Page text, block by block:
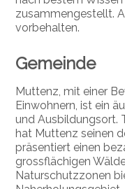
zusammengestellt.
vorbehalten.
Gemeinde
Muttenz, mit einer
Einwohnern, ist ein
und Ausbildungsort.
hat Muttenz seinen
präsentiert einen
grossflächigen
Naturschutzzonen